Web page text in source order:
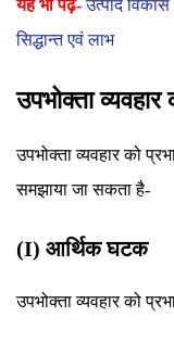
यह भी पढ़ें-उत्पाद
सिद्धान्त एवं लाभ
उपभोक्ता
उपभोक्ता व्यवहार को
समझाया जा सकता है-
(I) आर्थिक घटक
उपभोक्ता व्यवहार को